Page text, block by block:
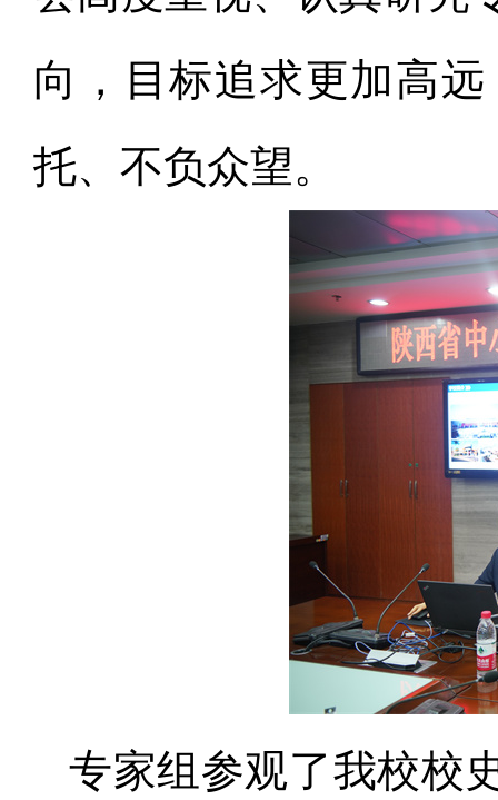
向，目标追求更加高
托、不负众望。
专家组参观了我校校